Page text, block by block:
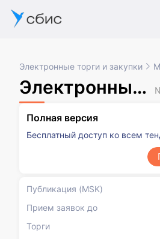
Электронные торги и закупки
Электронный аукцион
Полная версия
Бесплатный доступ ко всем
Публикация (MSK)
Прием заявок до
Торги